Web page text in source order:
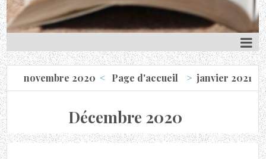
novembre 2020 Page d'accueil janvier 2021
Décembre 2020